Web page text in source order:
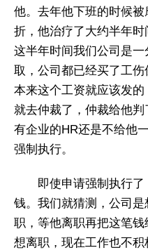
他。去年他下班的时候
折，他治疗了大约半年
这半年时间我们公司是
取，公司都已经买了工伤
本来这个工资就应该发
就去仲裁了，仲裁给他
有企业的HR还是不给他
强制执行。
即使申请强制执行
钱。我们就猜测，公司
职，等他离职再把这笔
想离职，现在工作也不积